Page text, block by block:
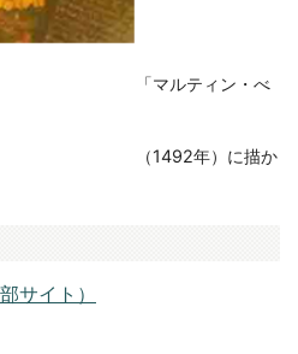
ィン・べ
）に描か
サイト）